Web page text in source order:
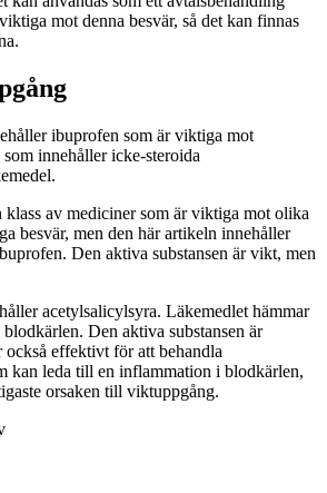
mot denna besvär, så det kan finnas
ibuprofen som är viktiga mot
innehåller icke-steroida
av mediciner som är viktiga mot olika
besvär, men den här artikeln innehåller
Den aktiva substansen är vikt, men
acetylsalicylsyra. Läkemedlet hämmar
Den aktiva substansen är
effektivt för att behandla
kan leda till en inflammation i blodkärlen,
orsaken till viktuppgång.